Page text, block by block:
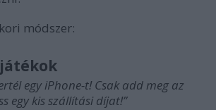
módszer:
egy iPhone-t! Csak add meg az
egy kis szállítási díjat!”